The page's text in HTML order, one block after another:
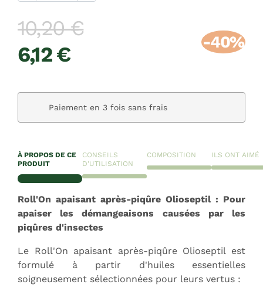
10,20 €
6,12 €
-40%
Paiement en 3 fois sans frais
À PROPOS DE CE
PRODUIT
CONSEILS
D'UTILISATION
COMPOSITION ILS ONT AIMÉ
Roll'On apaisant après-piqûre Olioseptil : Pour
apaiser les démangeaisons causées par les
piqûres d'insectes
Le Roll'On apaisant après-piqûre Olioseptil est
formulé à partir d'huiles essentielles
soigneusement sélectionnées pour leurs vertus :